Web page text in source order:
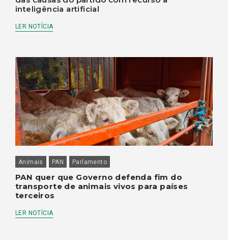
inteligência artificial
LER NOTÍCIA
Animais PAN Parlamento
PAN quer que Governo defenda fim do
transporte de animais vivos para países
terceiros
LER NOTÍCIA